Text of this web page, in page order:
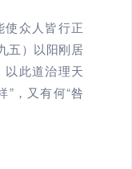
使众人皆行正
五）以阳刚居
此道治理天
”，又有何“咎